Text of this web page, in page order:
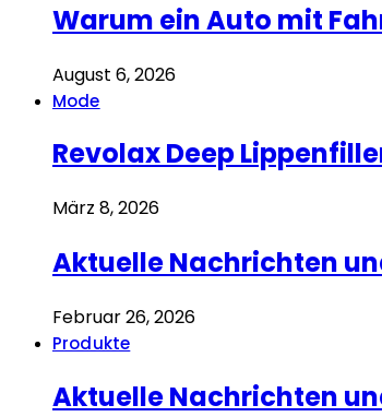
Warum ein Auto mit
August 6, 2026
Mode
Revolax Deep
März 8, 2026
Aktuelle Nachrichten
Februar 26, 2026
Produkte
Aktuelle Nachrichten